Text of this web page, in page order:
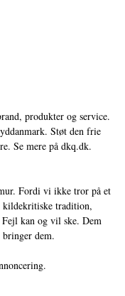
produkter og service.
Støt den frie
Se mere på dkq.dk.
Fordi vi ikke tror på et
kildekritiske tradition,
kan og vil ske. Dem
dem.